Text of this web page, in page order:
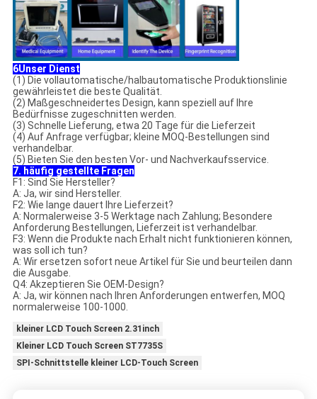
6Unser Dienst
(1) Die vollautomatische/halbautomatische Produktionslinie
gewährleistet die beste Qualität.
(2) Maßgeschneidertes Design, kann speziell auf Ihre
Bedürfnisse zugeschnitten werden.
(3) Schnelle Lieferung, etwa 20 Tage für die Lieferzeit
(4) Auf Anfrage verfügbar; kleine MOQ-Bestellungen sind
verhandelbar.
(5) Bieten Sie den besten Vor- und Nachverkaufsservice.
7. häufig gestellte Fragen
F1: Sind Sie Hersteller?
A: Ja, wir sind Hersteller.
F2: Wie lange dauert Ihre Lieferzeit?
A: Normalerweise 3-5 Werktage nach Zahlung; Besondere
Anforderung Bestellungen, Lieferzeit ist verhandelbar.
F3: Wenn die Produkte nach Erhalt nicht funktionieren können,
was soll ich tun?
A: Wir ersetzen sofort neue Artikel für Sie und beurteilen dann
die Ausgabe.
Q4: Akzeptieren Sie OEM-Design?
A: Ja, wir können nach Ihren Anforderungen entwerfen, MOQ
normalerweise 100-1000.
kleiner LCD Touch Screen 2.31inch
Kleiner LCD Touch Screen ST7735S
SPI-Schnittstelle kleiner LCD-Touch Screen